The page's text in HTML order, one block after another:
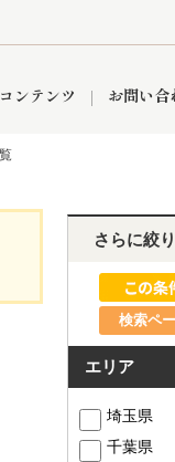
インフォメーション
東久留米営業所
ンテンツ お問い合
さらに絞
検索ペ
エリア
埼玉県
千葉県